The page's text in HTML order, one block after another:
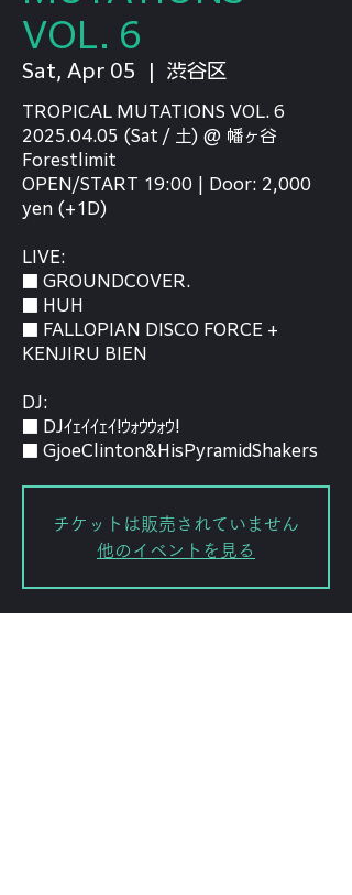
VOL. 6
Sat, Apr 05 渋谷区
TROPICAL MUTATIONS VOL. 6
2025.04.05 (Sat / 土) @ 幡ヶ谷
Forestlimit
OPEN/START 19:00 | Door: 2,000
yen (+1D)
LIVE:
■ GROUNDCOVER.
■ HUH
■ FALLOPIAN DISCO FORCE +
KENJIRU BIEN
DJ:
■ DJｲｪｲｲｪｲ!ｳｫｳｳｫｳ!
■ GjoeClinton&HisPyramidShakers
チケットは販売されていません
他のイベントを見る